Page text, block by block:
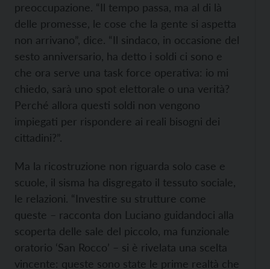
preoccupazione. “Il tempo passa, ma al di là
delle promesse, le cose che la gente si aspetta
non arrivano”, dice. “Il sindaco, in occasione del
sesto anniversario, ha detto i soldi ci sono e
che ora serve una task force operativa: io mi
chiedo, sarà uno spot elettorale o una verità?
Perché allora questi soldi non vengono
impiegati per rispondere ai reali bisogni dei
cittadini?”.
Ma la ricostruzione non riguarda solo case e
scuole, il sisma ha disgregato il tessuto sociale,
le relazioni. “Investire su strutture come
queste – racconta don Luciano guidandoci alla
scoperta delle sale del piccolo, ma funzionale
oratorio ‘San Rocco’ – si è rivelata una scelta
vincente: queste sono state le prime realtà che